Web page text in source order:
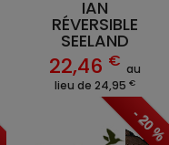
IAN
RÉVERSIBLE
SEELAND
22,46 € au
lieu de 24,95 €
- 20 %